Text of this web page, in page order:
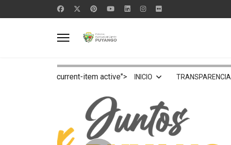
current-item active"> INICIO TRANSPARENCIA